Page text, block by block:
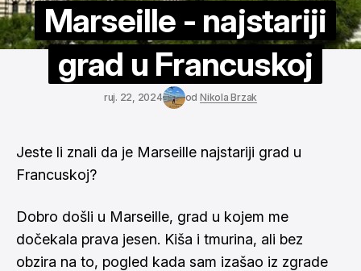
Marseille - najstariji
grad u Francuskoj
ruj. 22, 2024 od Nikola Brzak
Jeste li znali da je Marseille najstariji grad u
Francuskoj?
Dobro došli u Marseille, grad u kojem me
dočekala prava jesen. Kiša i tmurina, ali bez
obzira na to, pogled kada sam izašao iz zgrade